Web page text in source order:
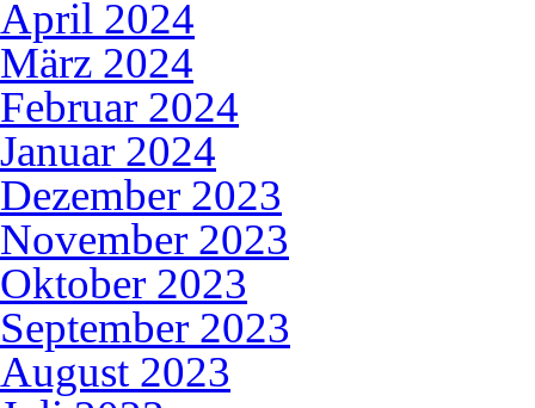
April 2024
März 2024
Februar 2024
Januar 2024
Dezember 2023
November 2023
Oktober 2023
September 2023
August 2023